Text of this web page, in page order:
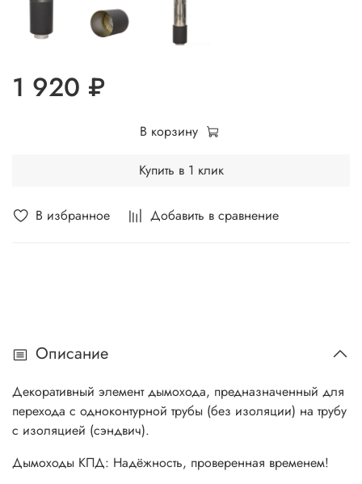
В избранное Добавить в сравнение
1 920 ₽
В корзину
Купить в 1 клик
Описание
Декоративный элемент дымохода, предназначенный для
перехода с одноконтурной трубы (без изоляции) на трубу
с изоляцией (сэндвич).
Дымоходы КПД: Надёжность, проверенная временем!